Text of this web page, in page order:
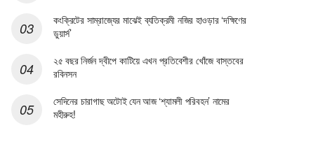
কংক্রিটের সাম্রাজ্যের মাঝেই ব্যতিক্রমী নজির হাওড়ার ‘দক্ষিণের
ডুয়ার্স’
২৫ বছর নির্জন দ্বীপে কাটিয়ে এখন প্রতিবেশীর খোঁজে বাস্তবের
রবিনসন
সেদিনের চারাগাছ অটোই যেন আজ ‘শ্যামলী পরিবহন’ নামের
মহীরুহ!